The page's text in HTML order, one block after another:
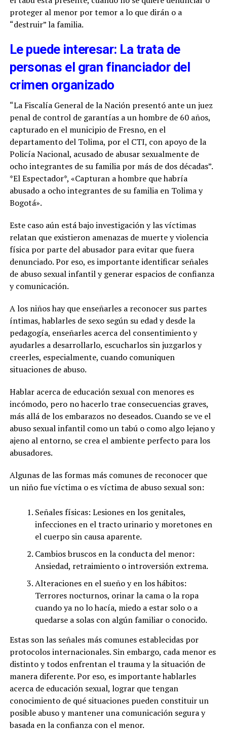
proteger al menor por temor a lo que dirán o a
“destruir” la familia.
Le puede interesar: La trata de
personas el gran financiador del
crimen organizado
“La Fiscalía General de la Nación presentó ante un juez
penal de control de garantías a un hombre de 60 años,
capturado en el municipio de Fresno, en el
departamento del Tolima, por el CTI, con apoyo de la
Policía Nacional, acusado de abusar sexualmente de
ocho integrantes de su familia por más de dos décadas”.
*El Espectador*, «Capturan a hombre que habría
abusado a ocho integrantes de su familia en Tolima y
Bogotá».
Este caso aún está bajo investigación y las víctimas
relatan que existieron amenazas de muerte y violencia
física por parte del abusador para evitar que fuera
denunciado. Por eso, es importante identificar señales
de abuso sexual infantil y generar espacios de confianza
y comunicación.
A los niños hay que enseñarles a reconocer sus partes
íntimas, hablarles de sexo según su edad y desde la
pedagogía, enseñarles acerca del consentimiento y
ayudarles a desarrollarlo, escucharlos sin juzgarlos y
creerles, especialmente, cuando comuniquen
situaciones de abuso.
Hablar acerca de educación sexual con menores es
incómodo, pero no hacerlo trae consecuencias graves,
más allá de los embarazos no deseados. Cuando se ve el
abuso sexual infantil como un tabú o como algo lejano y
ajeno al entorno, se crea el ambiente perfecto para los
abusadores.
Algunas de las formas más comunes de reconocer que
un niño fue víctima o es víctima de abuso sexual son:
Señales físicas: Lesiones en los genitales,
infecciones en el tracto urinario y moretones en
el cuerpo sin causa aparente.
Cambios bruscos en la conducta del menor:
Ansiedad, retraimiento o introversión extrema.
Alteraciones en el sueño y en los hábitos:
Terrores nocturnos, orinar la cama o la ropa
cuando ya no lo hacía, miedo a estar solo o a
quedarse a solas con algún familiar o conocido.
Estas son las señales más comunes establecidas por
protocolos internacionales. Sin embargo, cada menor es
distinto y todos enfrentan el trauma y la situación de
manera diferente. Por eso, es importante hablarles
acerca de educación sexual, lograr que tengan
conocimiento de qué situaciones pueden constituir un
posible abuso y mantener una comunicación segura y
basada en la confianza con el menor.